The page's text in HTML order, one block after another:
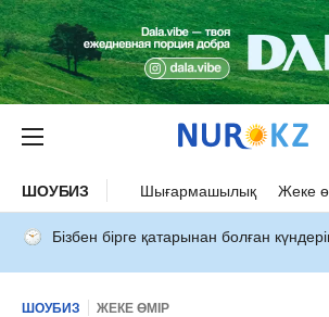
ШОУБИЗ Шығармашылық Жеке
Бізбен бірге қатарынан болған
ШОУБИЗ ЖЕКЕ ӨМІР